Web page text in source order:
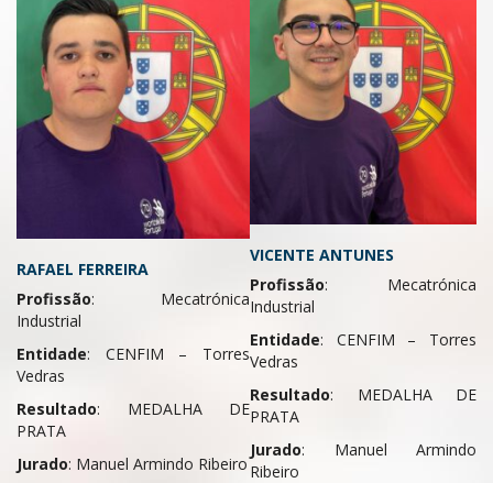
RAFAEL FERREIRA
Profissão: Mecatrónica
Industrial
Entidade: CENFIM – Torres
Vedras
Resultado: MEDALHA DE
PRATA
Jurado: Manuel Armindo Ribeiro
VICENTE ANTUNES
Profissão: Mecatrónica
Industrial
Entidade: CENFIM – Torres
Vedras
Resultado: MEDALHA DE
PRATA
Jurado: Manuel Armindo
Ribeiro